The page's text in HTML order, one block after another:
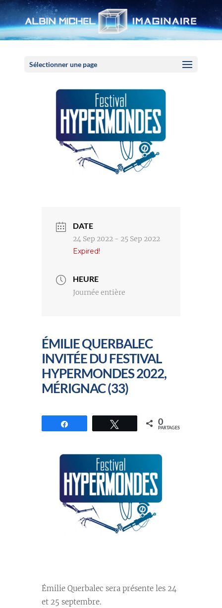
Sélectionner une page
DATE
24 Sep 2022 - 25 Sep 2022
Expired!
HEURE
Journée entière
ÉMILIE QUERBALEC
INVITÉE DU FESTIVAL
HYPERMONDES 2022,
MÉRIGNAC (33)
Tweetez 0
PARTAGES
Émilie Querbalec sera présente les 24
et 25 septembre.
Panneau de gestion des cookies